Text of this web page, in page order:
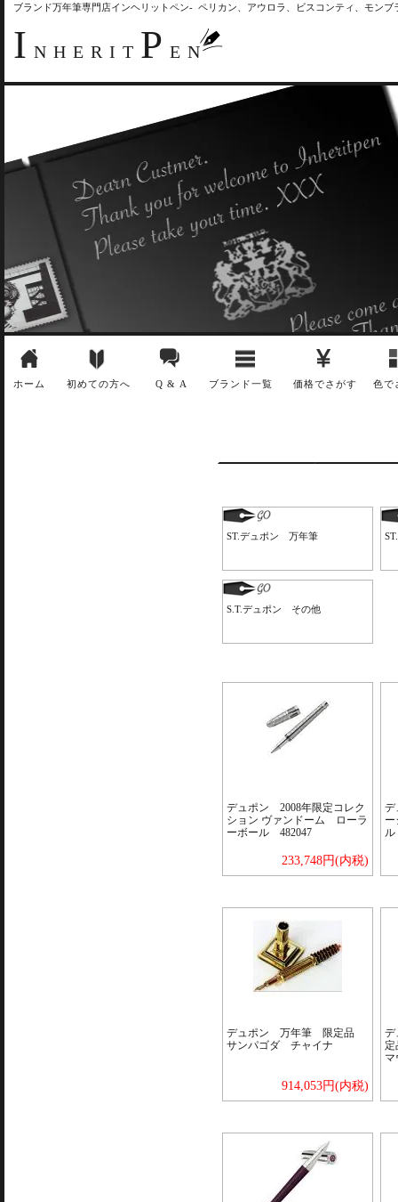
ブランド万年筆専門店インヘリットペン- ペリカン、アウロラ、ビスコンティ、モン
I NHERIT P EN
ホーム 初めての方へ Q & A ブランド一覧 価格でさがす 色で
ST.デュポン 万年筆
S.T.デュポン その他
デュポン 2008年限定コレク
ション ヴァンドーム ローラ
ーボール 482047
233,748円(内税)
ル
デュポン 万年筆 限定品
サンパゴダ チャイナ
914,053円(内税)
デ
マ